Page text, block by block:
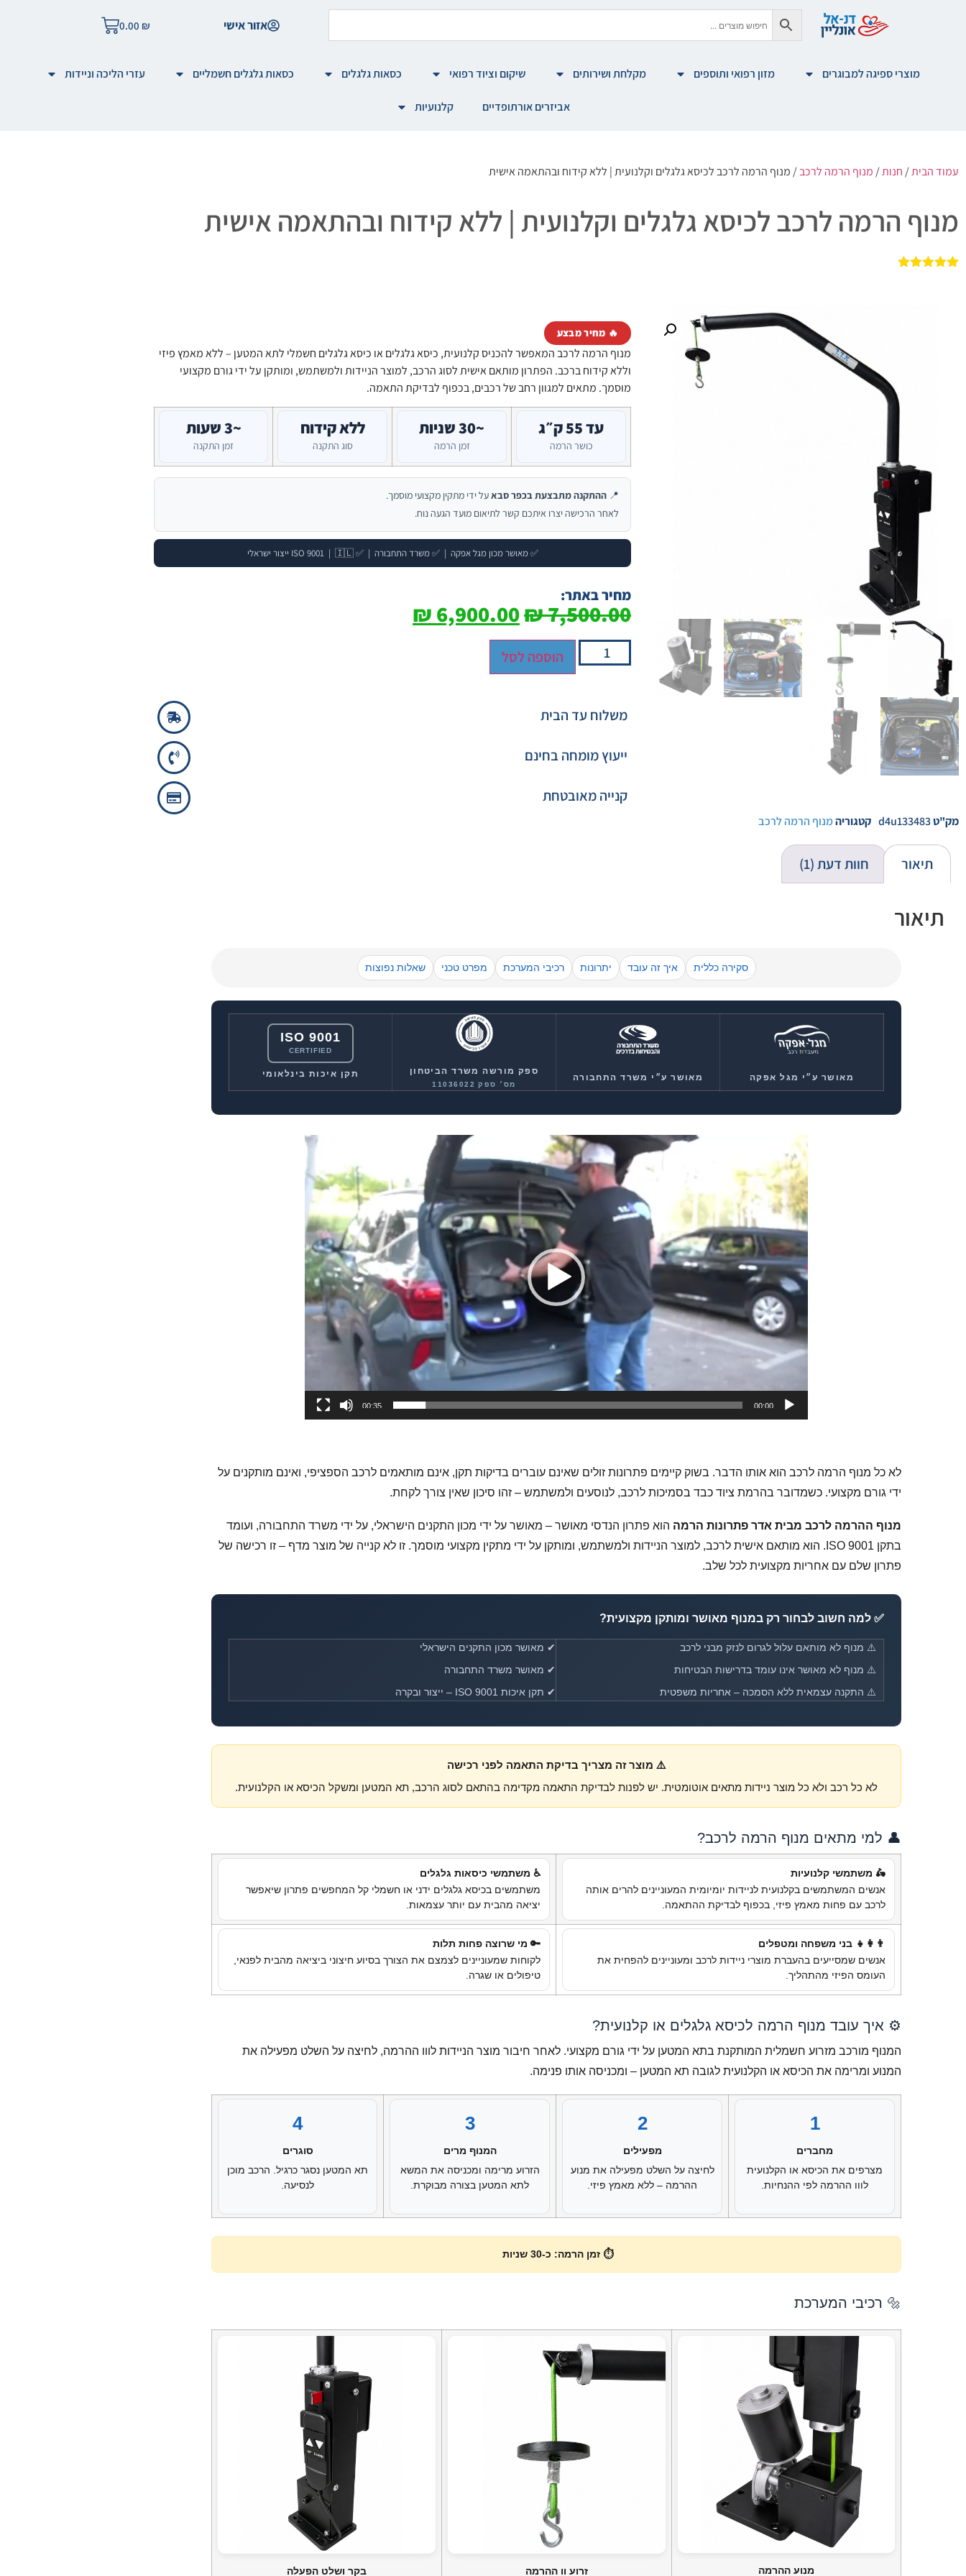
אזור אישי 0.00 ₪
מוצרי ספיגה למבוגרים מזון רפואי ותוספים מקלחת ושירותים שיקום וציוד רפואי כסאות גלגלים כסאות גלגלים חשמליים עזרי הליכה וניידות
אביזרים אורתופדיים קלנועיות
עמוד הבית/ חנות/ מנוף הרמה לרכב/ מנוף הרמה לרכב לכיסא גלגלים וקלנועית | ללא קידוח ובהתאמה אישית
מנוף הרמה לרכב לכיסא גלגלים וקלנועית | ללא קידוח ובהתאמה אישית
מק"טd4u133483 קטגוריהמנוף הרמה לרכב
🔥 מחיר מבצע
מנוף הרמה לרכב המאפשר להכניס קלנועית, כיסא גלגלים או כיסא גלגלים חשמלי לתא המטען – ללא מאמץ פיזי
וללא קידוח ברכב. הפתרון מותאם אישית לסוג הרכב, למוצר הניידות ולמשתמש, ומותקן על ידי גורם מקצועי
מוסמך. מתאים למגוון רחב של רכבים, בכפוף לבדיקת התאמה.
עד 55 ק״ג
כושר הרמה
~30 שניות
זמן הרמה
ללא קידוח
סוג התקנה
~3 שעות
זמן התקנה
📍 ההתקנה מתבצעת בכפר סבאעל ידי מתקין מקצועי מוסמך.
לאחר הרכישה יצרו איתכם קשר לתיאום מועד הגעה נוח.
✅ מאושר מכון מגל אפקה | ✅ משרד התחבורה | ✅ ISO 9001 | 🇮🇱 ייצור ישראלי
מחיר באתר:
7,500.00
₪
6,900.00
₪
הוספה לסל
משלוח עד הבית
ייעוץ מומחה בחינם
קנייה מאובטחת
תיאור חוות דעת (1)
תיאור
סקירה כללית איך זה עובד יתרונות רכיבי המערכת מפרט טכני שאלות נפוצות
מאושר ע״י מגל אפקה מאושר ע״י משרד התחבורה
ספק מורשה משרד הביטחון
מס׳ ספק 11036022
ISO 9001
CERTIFIED
תקן איכות בינלאומי
נגן
וידאו
00:00
00:35
לא כל מנוף הרמה לרכב הוא אותו הדבר. בשוק קיימים פתרונות זולים שאינם עוברים בדיקות תקן, אינם מותאמים לרכב הספציפי, ואינם מותקנים על
ידי גורם מקצועי. כשמדובר בהרמת ציוד כבד בסמיכות לרכב, לנוסעים ולמשתמש – זהו סיכון שאין צורך לקחת.
מנוף ההרמה לרכב מבית אדר פתרונות הרמה הוא פתרון הנדסי מאושר – מאושר על ידי מכון התקנים הישראלי, על ידי משרד התחבורה, ועומד
בתקן ISO 9001. הוא מותאם אישית לרכב, למוצר הניידות ולמשתמש, ומותקן על ידי מתקין מקצועי מוסמך. זו לא קנייה של מוצר מדף – זו רכישה של
פתרון שלם עם אחריות מקצועית לכל שלב.
✅ למה חשוב לבחור רק במנוף מאושר ומותקן מקצועית?
⚠️ מנוף לא מותאם עלול לגרום לנזק מבני לרכב
⚠️ מנוף לא מאושר אינו עומד בדרישות הבטיחות
⚠️ התקנה עצמאית ללא הסמכה – אחריות משפטית
✔ מאושר מכון התקנים הישראלי
✔ מאושר משרד התחבורה
✔ תקן איכות ISO 9001 – ייצור ובקרה
⚠️ מוצר זה מצריך בדיקת התאמה לפני רכישה
לא כל רכב ולא כל מוצר ניידות מתאים אוטומטית. יש לפנות לבדיקת התאמה מקדימה בהתאם לסוג הרכב, תא המטען ומשקל הכיסא או הקלנועית.
👤 למי מתאים מנוף הרמה לרכב?
🛵 משתמשי קלנועיות
אנשים המשתמשים בקלנועית לניידות יומיומית המעוניינים להרים אותה
לרכב עם פחות מאמץ פיזי, בכפוף לבדיקת ההתאמה.
♿ משתמשי כיסאות גלגלים
משתמשים בכיסא גלגלים ידני או חשמלי קל המחפשים פתרון שיאפשר
יציאה מהבית עם יותר עצמאות.
👨‍👩‍👧 בני משפחה ומטפלים
אנשים שמסייעים בהעברת מוצרי ניידות לרכב ומעוניינים להפחית את
העומס הפיזי מהתהליך.
🔑 מי שרוצה פחות תלות
לקוחות שמעוניינים לצמצם את הצורך בסיוע חיצוני ביציאה מהבית לפנאי,
טיפולים או שגרה.
⚙️ איך עובד מנוף הרמה לכיסא גלגלים או קלנועית?
המנוף מורכב מזרוע חשמלית המותקנת בתא המטען על ידי גורם מקצועי. לאחר חיבור מוצר הניידות לווו ההרמה, לחיצה על השלט מפעילה את
המנוע ומרימה את הכיסא או הקלנועית לגובה תא המטען – ומכניסה אותו פנימה.
1
מחברים
מצרפים את הכיסא או הקלנועית
לווו ההרמה לפי ההנחיות.
2
מפעילים
לחיצה על השלט מפעילה את מנוע
ההרמה – ללא מאמץ פיזי.
3
המנוף מרים
הזרוע מרימה ומכניסה את המשא
לתא המטען בצורה מבוקרת.
4
סוגרים
תא המטען נסגר כרגיל. הרכב מוכן
לנסיעה.
⏱️ זמן הרמה: כ-30 שניות
🔩 רכיבי המערכת
מנוע ההרמה זרוע וו ההרמה בקר ושלט הפעלה